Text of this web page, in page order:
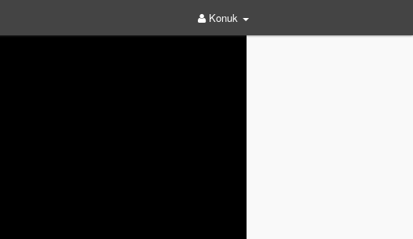
Konuk